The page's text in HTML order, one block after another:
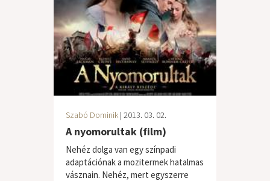
Szabó Dominik | 2013. 03. 02.
A nyomorultak (film)
Nehéz dolga van egy színpadi
adaptációnak a mozitermek hatalmas
vásznain. Nehéz, mert egyszerre